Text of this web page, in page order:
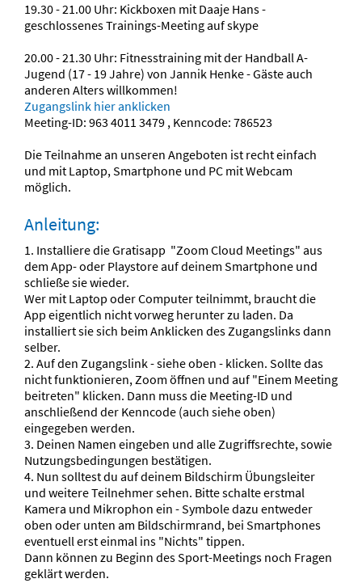
19.30 - 21.00 Uhr: Kickboxen mit Daaje Hans -
geschlossenes Trainings-Meeting auf skype
20.00 - 21.30 Uhr: Fitnesstraining mit der Handball A-
Jugend (17 - 19 Jahre) von Jannik Henke - Gäste auch
anderen Alters willkommen!
Zugangslink hier anklicken
Meeting-ID: 963 4011 3479 , Kenncode: 786523
Die Teilnahme an unseren Angeboten ist recht einfach
und mit Laptop, Smartphone und PC mit Webcam
möglich.
Anleitung:
1. Installiere die Gratisapp "Zoom Cloud Meetings" aus
dem App- oder Playstore auf deinem Smartphone und
schließe sie wieder.
Wer mit Laptop oder Computer teilnimmt, braucht die
App eigentlich nicht vorweg herunter zu laden. Da
installiert sie sich beim Anklicken des Zugangslinks dann
selber.
2. Auf den Zugangslink - siehe oben - klicken. Sollte das
nicht funktionieren, Zoom öffnen und auf "Einem Meeting
beitreten" klicken. Dann muss die Meeting-ID und
anschließend der Kenncode (auch siehe oben)
eingegeben werden.
3. Deinen Namen eingeben und alle Zugriffsrechte, sowie
Nutzungsbedingungen bestätigen.
4. Nun solltest du auf deinem Bildschirm Übungsleiter
und weitere Teilnehmer sehen. Bitte schalte erstmal
Kamera und Mikrophon ein - Symbole dazu entweder
oben oder unten am Bildschirmrand, bei Smartphones
eventuell erst einmal ins "Nichts" tippen.
Dann können zu Beginn des Sport-Meetings noch Fragen
geklärt werden.